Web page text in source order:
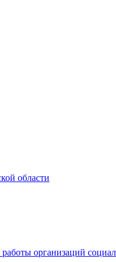
области
организаций